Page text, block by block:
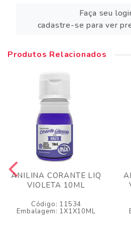
Faça seu
cadastre-se para ver
Produtos Relacionados
ANILINA CORANTE LIQ
VIOLETA 10ML
Código: 11534
Embalagem: 1X1X10ML